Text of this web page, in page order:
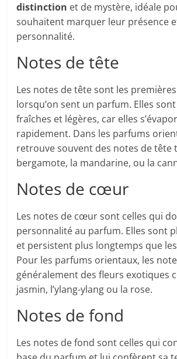
distinction et de mystère, idéale
souhaitent marquer leur présence
personnalité.
Notes de tête
Les notes de tête sont les
lorsqu’on sent un parfum. Elles
fraîches et légères, car elles
rapidement. Dans les parfums
retrouve souvent des notes de tête
bergamote, la mandarine, ou la
Notes de cœur
Les notes de cœur sont celles qui
personnalité au parfum. Elles sont
et persistent plus longtemps que
Pour les parfums orientaux, les
généralement des fleurs exotiques
jasmin, l’ylang-ylang ou la rose.
Notes de fond
Les notes de fond sont celles qui